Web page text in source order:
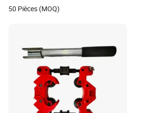
50 Pièces (MOQ)